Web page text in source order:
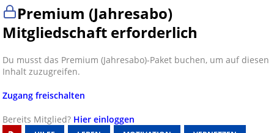
Premium (Jahresabo)
Mitgliedschaft erforderlich
Du musst das Premium (Jahresabo)-Paket buchen, um auf diesen
Inhalt zuzugreifen.
Zugang freischalten
Bereits Mitglied? Hier einloggen